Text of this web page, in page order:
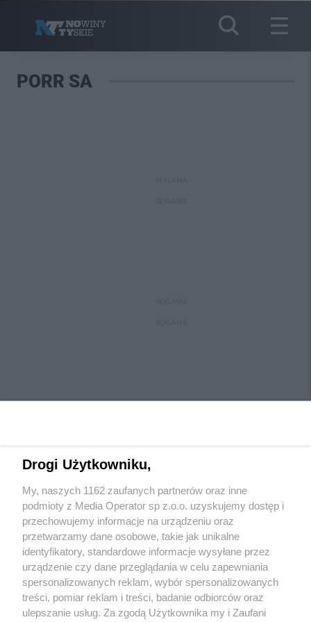
PORR SA
Wydawca mediówlokalnych
Nie zapomnij
zapoznać się z:
polityką prywatności regulamin korzystania z portali
Twojemiasto Skontaktuj się z nami
Drogi Użytkowniku,
My, naszych 1162 zaufanych partnerów oraz inne
podmioty z Media Operator sp z.o.o. uzyskujemy dostęp i
przechowujemy informacje na urządzeniu oraz
przetwarzamy dane osobowe, takie jak unikalne
identyfikatory, standardowe informacje wysyłane przez
urządzenie czy dane przeglądania w celu zapewniania
spersonalizowanych reklam, wybór spersonalizowanych
treści, pomiar reklam i treści, badanie odbiorców oraz
ulepszanie usług. Za zgodą Użytkownika my i Zaufani